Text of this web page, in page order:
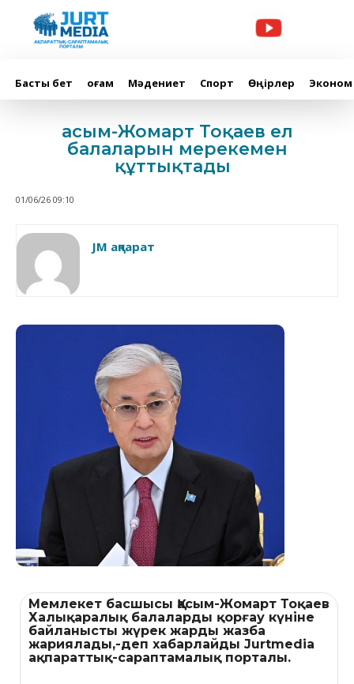
Басты бет Қоғам Мәдениет Спорт Өңірлер
Қасым-Жомарт Тоқаев ел
балаларын мерекемен
құттықтады
01/06/26 09:10
JM ақпарат
Мемлекет басшысы Қасым-Жомарт Тоқаев
Халықаралық балаларды қорғау күніне
байланысты жүрек жарды жазба
жариялады,-деп хабарлайды Jurtmedia
ақпараттық-сараптамалық порталы.